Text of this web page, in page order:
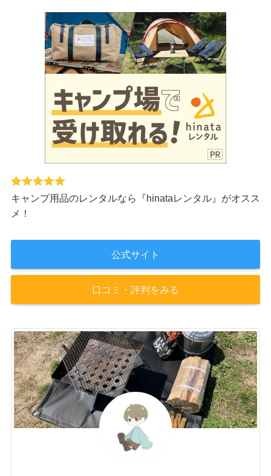
キャンプ用品のレンタルなら『hinataレンタル』がオスス
メ！
公式サイト
口コミ・評判をみる